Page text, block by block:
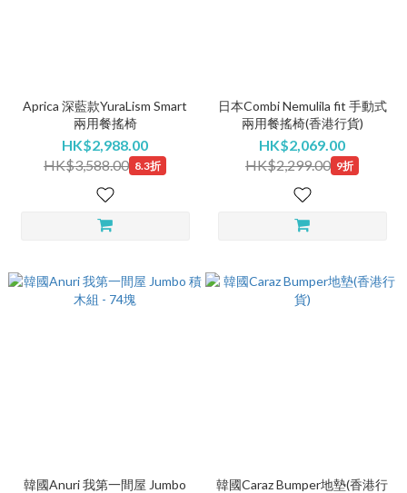
Aprica 深藍款YuraLism Smart
兩用餐搖椅
HK$2,988.00
HK$3,588.00 8.3折
日本Combi Nemulila fit 手動式
兩用餐搖椅(香港行貨)
HK$2,069.00
HK$2,299.00 9折
韓國Anuri 我第一間屋 Jumbo
韓國Caraz Bumper地墊(香港行